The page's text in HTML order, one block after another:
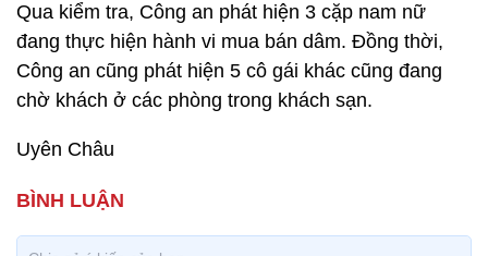
Qua kiểm tra, Công an phát hiện 3 cặp nam nữ
đang thực hiện hành vi mua bán dâm. Đồng thời,
Công an cũng phát hiện 5 cô gái khác cũng đang
chờ khách ở các phòng trong khách sạn.
Uyên Châu